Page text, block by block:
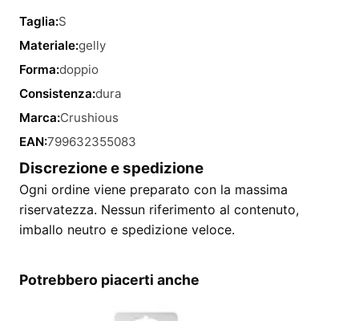
Taglia:S
Materiale:gelly
Forma:doppio
Consistenza:dura
Marca:Crushious
EAN:799632355083
Discrezione e spedizione
Ogni ordine viene preparato con la massima
riservatezza. Nessun riferimento al contenuto,
imballo neutro e spedizione veloce.
Potrebbero piacerti anche